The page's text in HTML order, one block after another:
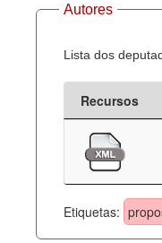
Autores
Lista dos
Recursos
Etiquetas: